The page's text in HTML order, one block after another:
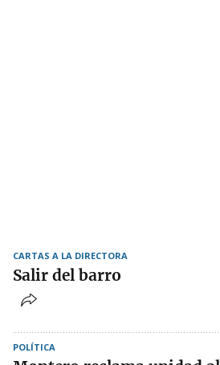
CARTAS A LA DIRECTORA
Salir del barro
POLÍTICA